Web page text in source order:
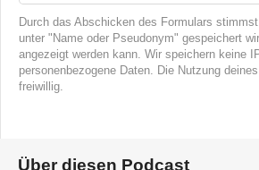
Durch das Abschicken des Formulars
unter "Name oder Pseudonym" gespeichert
angezeigt werden kann. Wir speichern keine
personenbezogene Daten. Die Nutzung
freiwillig.
Über diesen Podcast